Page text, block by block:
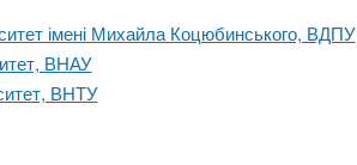
імені Михайла Коцюбинського, ВДПУ
ВНАУ
ВНТУ